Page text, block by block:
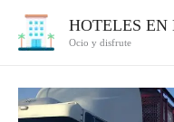
HOTELES
Ocio y disfrute